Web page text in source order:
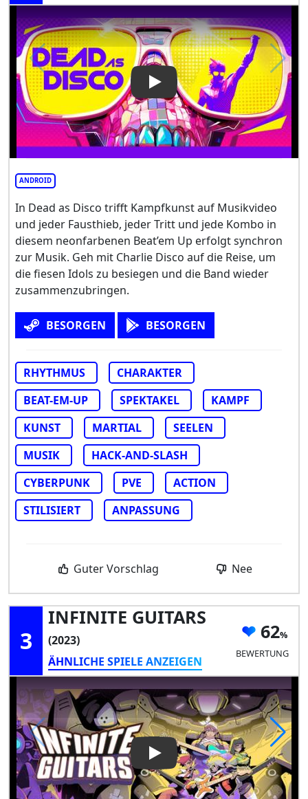
Play Video: Dead as Disco
ANDROID
In Dead as Disco trifft Kampfkunst auf Musikvideo
und jeder Fausthieb, jeder Tritt und jede Kombo in
diesem neonfarbenen Beat’em Up erfolgt synchron
zur Musik. Geh mit Charlie Disco auf die Reise, um
die fiesen Idols zu besiegen und die Band wieder
zusammenzubringen.
BESORGEN BESORGEN
RHYTHMUS
CHARAKTER
BEAT-EM-UP
SPEKTAKEL
KAMPF
KUNST
MARTIAL
SEELEN
MUSIK
HACK-AND-SLASH
CYBERPUNK
PVE
ACTION
STILISIERT
ANPASSUNG
Guter Vorschlag Nee
3
INFINITE GUITARS
(2023)
ÄHNLICHE SPIELE ANZEIGEN
62
BEWERTUNG
Play Video: INFINITE GUITARS